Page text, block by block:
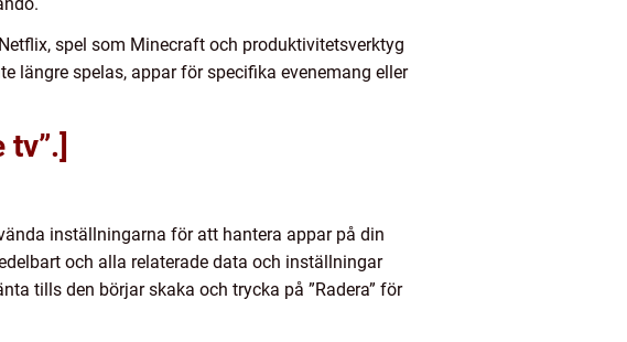
spel som Minecraft och produktivitetsverktyg
längre spelas, appar för specifika evenemang eller
inställningarna för att hantera appar på din
och alla relaterade data och inställningar
tills den börjar skaka och trycka på ”Radera” för